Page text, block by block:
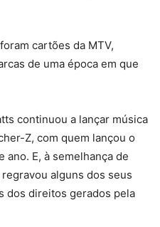
cartões da MTV,
de uma época em que
continuou a lançar música
Z, com quem lançou o
ano. E, à semelhança de
alguns dos seus
dos direitos gerados pela